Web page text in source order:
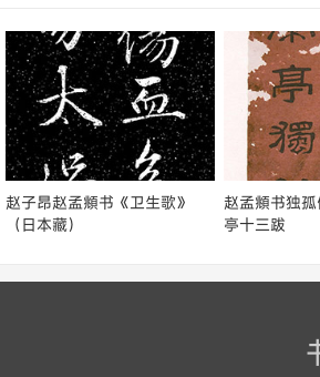
赵子昂赵孟頫书《卫生歌》
（日本藏）
赵孟頫书独
亭十三跋